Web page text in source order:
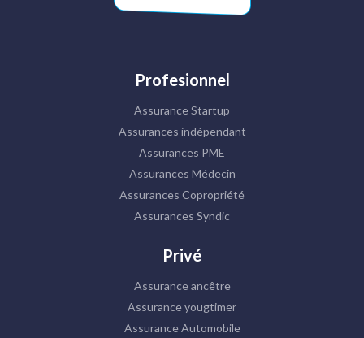
Profesionnel
Assurance Startup
Assurances indépendant
Assurances PME
Assurances Médecin
Assurances Copropriété
Assurances Syndic
Privé
Assurance ancêtre
Assurance yougtimer
Assurance Automobile